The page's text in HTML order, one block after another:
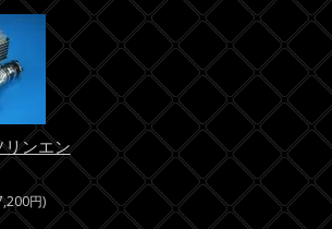
リンエン
円)